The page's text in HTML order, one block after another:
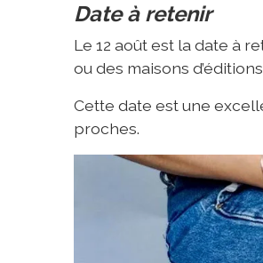
Date à retenir
Le 12 août est la date à
ou des maisons
Cette date est une
proches.